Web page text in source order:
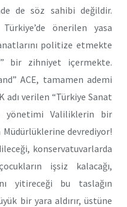
de söz sahibi değildir.
önerilen yasa
politize etmekte
bir zihniyet içermekte.
ACE, tamamen ademi
verilen “Türkiye Sanat
yönetimi Valiliklerin bir
devrediyor!
konservatuvarlarda
işsiz kalacağı,
yitireceği bu taslağın
bir yara aldırır, üstüne